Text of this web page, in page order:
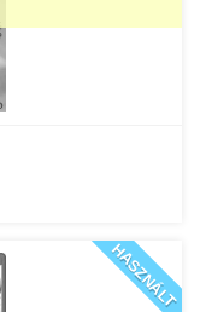
HASZNÁLT